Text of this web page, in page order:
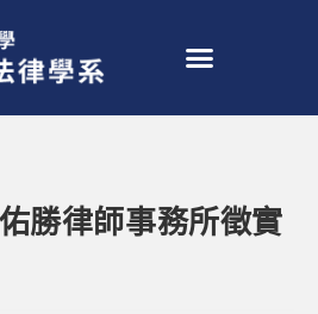
勝律師事務所徵實